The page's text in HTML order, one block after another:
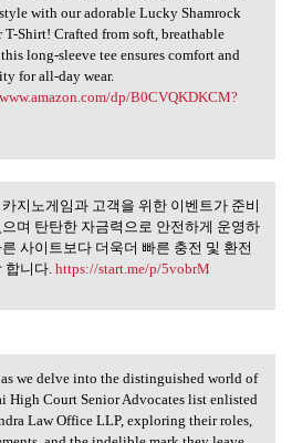
little one ready to
with our adorable Lucky Shamrock
T-Shirt! Crafted from soft, breathable
long-sleeve tee ensures comfort and
for all-day wear.
dp/B0CVQKDKCM?
카지노게임과 고객을 위
트가 준비되어
지노게임과 고객을 위한 이벤트가 준비
며 탄탄한 자금력으로 안전하게 운영하
사이트보다 더욱더 빠른 충전 및 환전
합니다. https://start.me/p/5vobrM
we delve into the
we delve into the distinguished world of
High Court Senior Advocates list enlisted
Law Office LLP, exploring their roles,